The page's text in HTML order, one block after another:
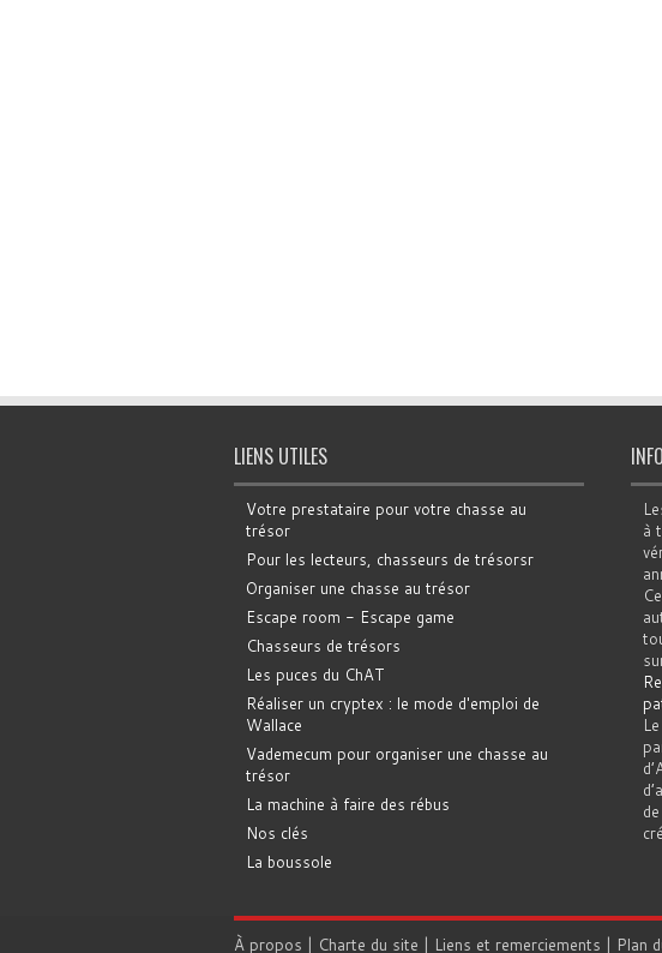
LIENS UTILES
Votre prestataire pour votre chasse au
trésor
Pour les lecteurs, chasseurs de trésorsr
Organiser une chasse au trésor
Escape room - Escape game
Chasseurs de trésors
Les puces du ChAT
Réaliser un cryptex : le mode d'emploi de
Wallace
Vademecum pour organiser une chasse au
trésor
La machine à faire des rébus
Nos clés
La boussole
à
À propos | Charte du site | Liens et remerciements | Plan